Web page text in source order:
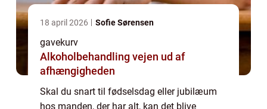
18 april 2026 Sofie Sørensen
gavekurv
Alkoholbehandling vejen ud af
afhængigheden
Skal du snart til fødselsdag eller jubilæum
hos manden, der har alt, kan det blive